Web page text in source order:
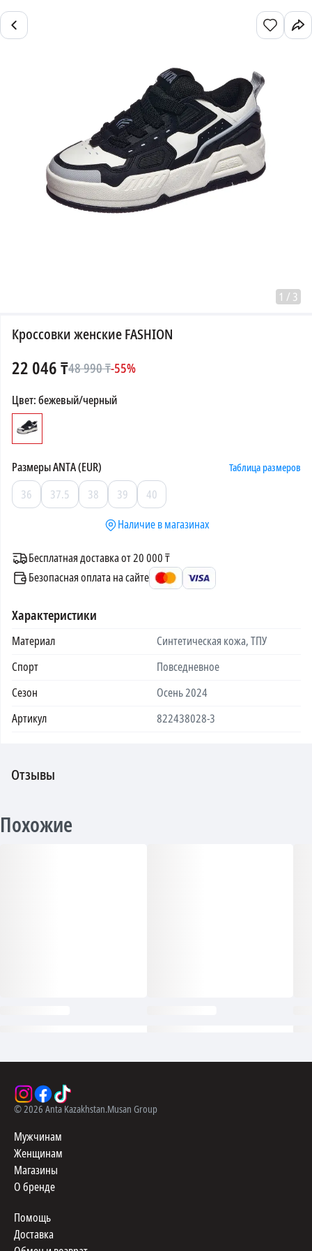
1 / 3
Кроссовки женские FASHION
22 046₸48 990₸-55%
Цвет:бежевый/черный
РазмерыANTA (EUR) Таблица размеров
36 37.5 38 39
40
Наличие в магазинах
Бесплатная доставка от 20 000 ₸
Безопасная оплата на сайте
Характеристики
Материал
Синтетическая кожа, ТПУ
Спорт
Повседневное
Сезон
Осень 2024
Артикул
822438028-3
Отзывы
Похожие
©2026 Anta Kazakhstan.Musan Group
Мужчинам
Женщинам
Магазины
О бренде
Помощь
Доставка